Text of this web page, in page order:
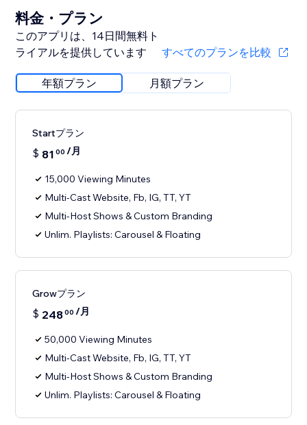
料金・プラン
このアプリは、14日間無料ト
ライアルを提供しています
すべてのプランを比較
年額プラン 月額プラン
Startプラン
$ 81 00 /月
15,000 Viewing Minutes
Multi-Cast Website, Fb, IG, TT, YT
Multi-Host Shows & Custom Branding
Unlim. Playlists: Carousel & Floating
Growプラン
$ 24800 /月
50,000 Viewing Minutes
Multi-Cast Website, Fb, IG, TT, YT
Multi-Host Shows & Custom Branding
Unlim. Playlists: Carousel & Floating